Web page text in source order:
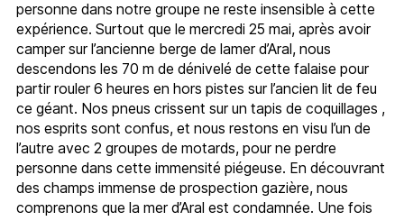
personne dans notre groupe ne reste insensible à cette
expérience. Surtout que le mercredi 25 mai, après avoir
camper sur l’ancienne berge de lamer d’Aral, nous
descendons les 70 m de dénivelé de cette falaise pour
partir rouler 6 heures en hors pistes sur l’ancien lit de feu
ce géant. Nos pneus crissent sur un tapis de coquillages ,
nos esprits sont confus, et nous restons en visu l’un de
l’autre avec 2 groupes de motards, pour ne perdre
personne dans cette immensité piégeuse. En découvrant
des champs immense de prospection gazière, nous
comprenons que la mer d’Aral est condamnée. Une fois